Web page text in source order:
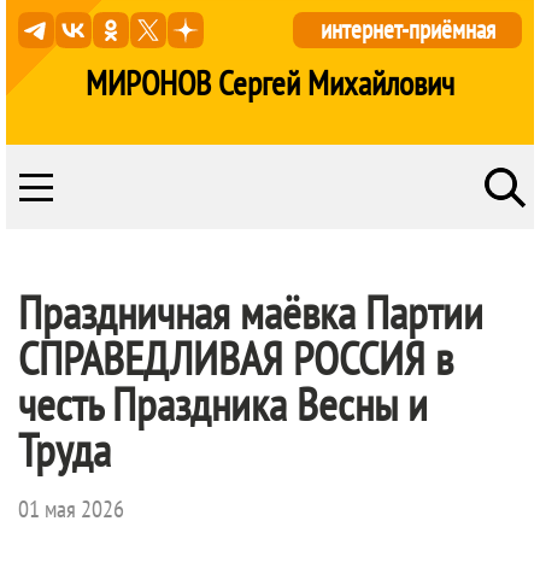
МИРОНОВ Сергей Михайлович
интернет-приёмная
Праздничная маëвка Партии
СПРАВЕДЛИВАЯ РОССИЯ в
честь Праздника Весны и
Труда
01 мая 2026